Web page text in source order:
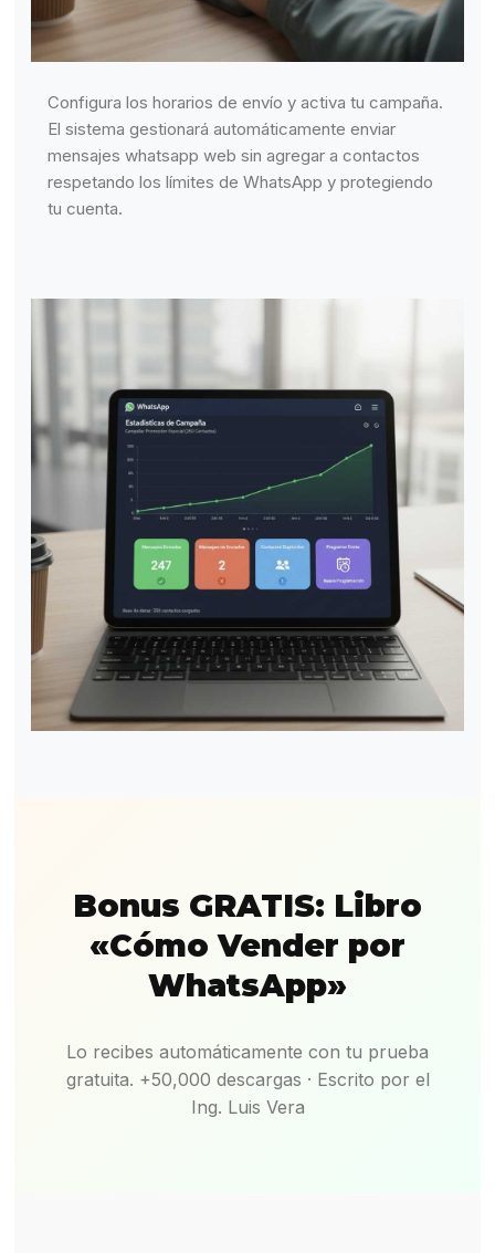
Configura los horarios de envío y activa tu campaña.
El sistema gestionará automáticamente enviar
mensajes whatsapp web sin agregar a contactos
respetando los límites de WhatsApp y protegiendo
tu cuenta.
Bonus GRATIS: Libro
«Cómo Vender por
WhatsApp»
Lo recibes automáticamente con tu prueba
gratuita. +50,000 descargas · Escrito por el
Ing. Luis Vera